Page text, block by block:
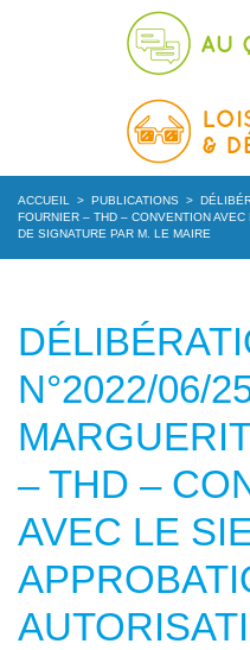
ACCUEIL > PUBLICATIONS >
FOURNIER – THD – CONVENTION
DE SIGNATURE PAR M. LE MAIRE
N°2022/06/
– THD –
AVEC LE